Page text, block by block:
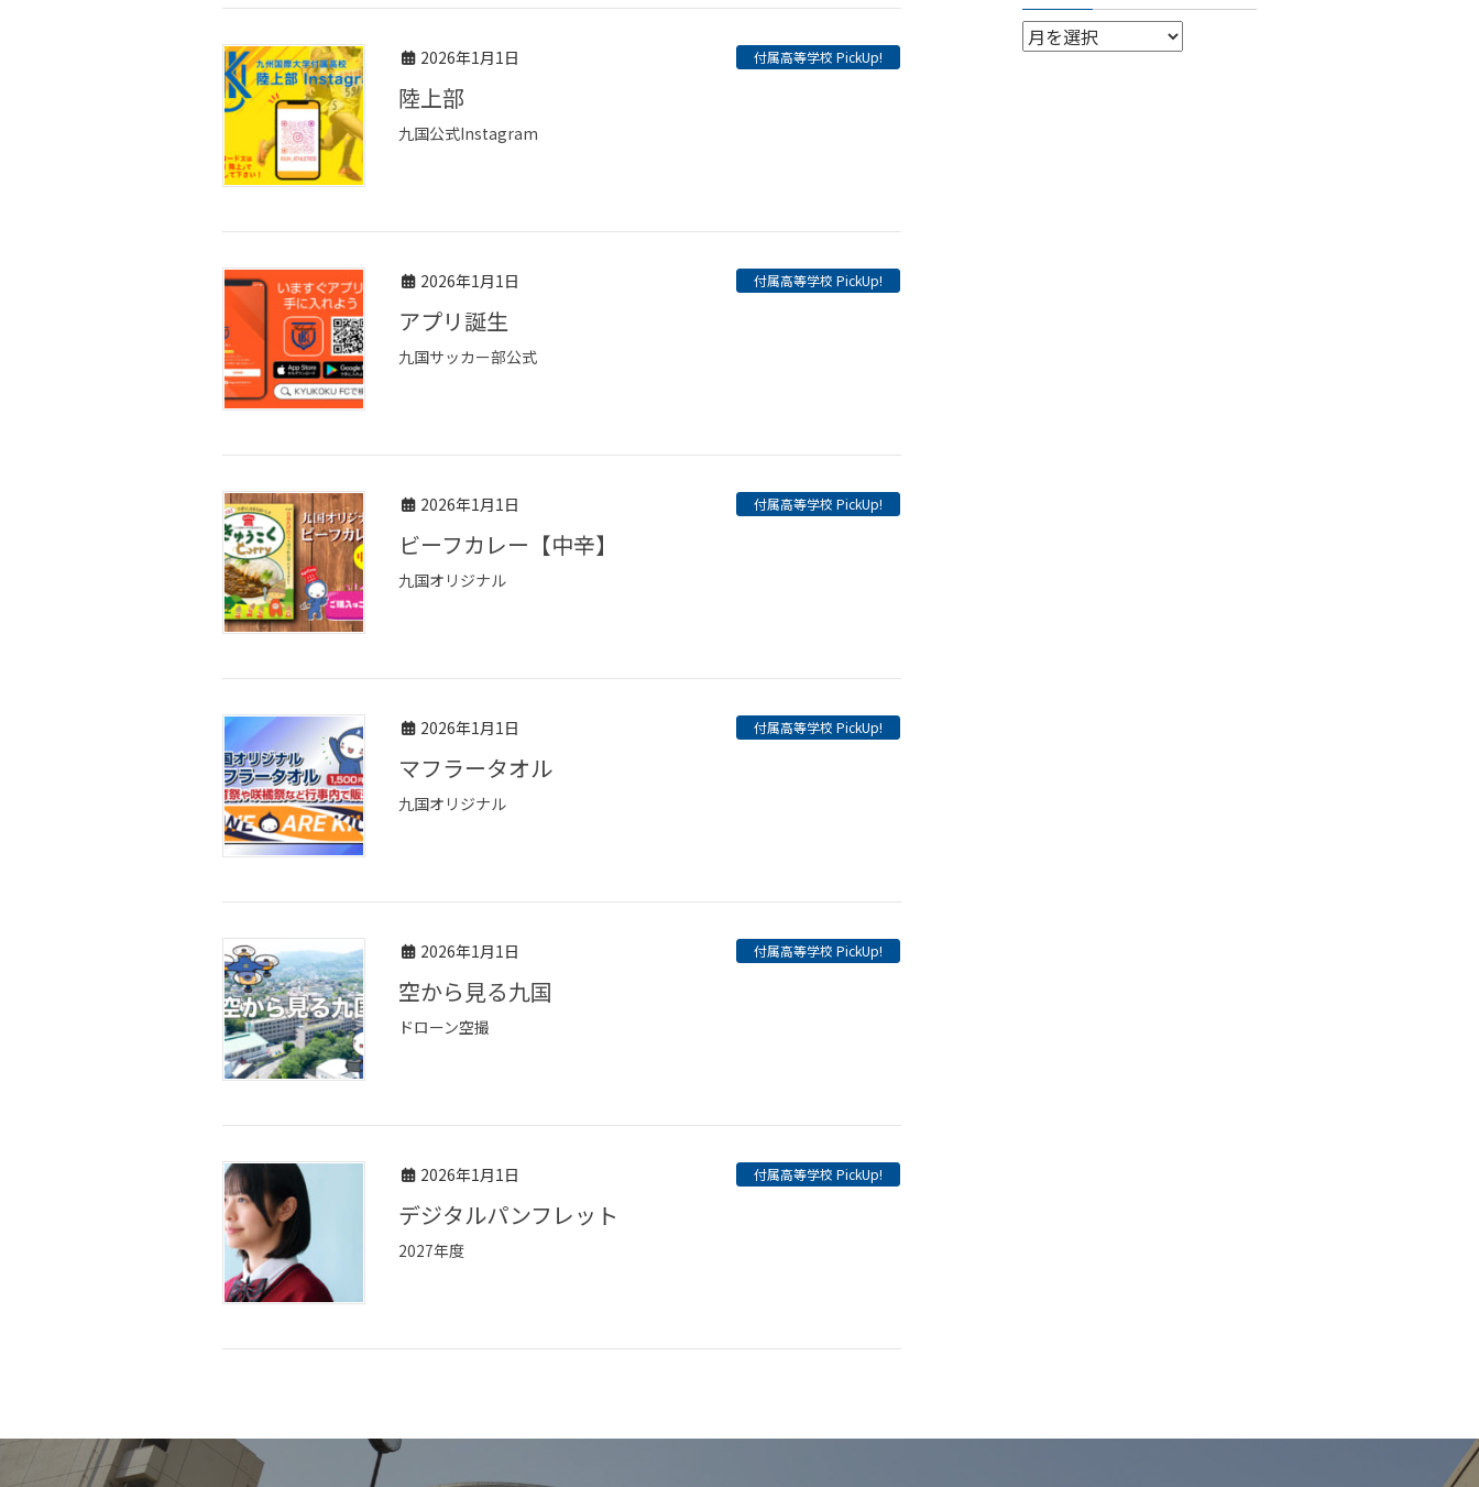
2026年1月1日 付属高等学校 PickUp!
陸上部
九国公式Instagram
2026年1月1日 付属高等学校 PickUp!
アプリ誕生
九国サッカー部公式
2026年1月1日 付属高等学校 PickUp!
ビーフカレー【中辛】
九国オリジナル
2026年1月1日 付属高等学校 PickUp!
マフラータオル
九国オリジナル
2026年1月1日 付属高等学校 PickUp!
空から見る九国
ドローン空撮
2026年1月1日 付属高等学校 PickUp!
デジタルパンフレット
2027年度